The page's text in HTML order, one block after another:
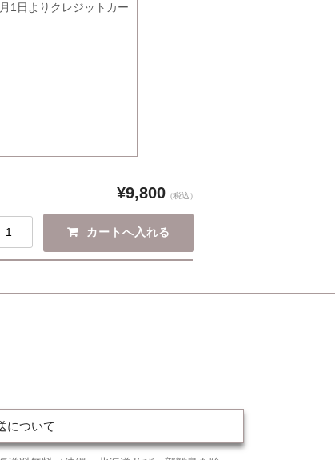
1日よりクレジットカー
¥9,800 （税込）
について